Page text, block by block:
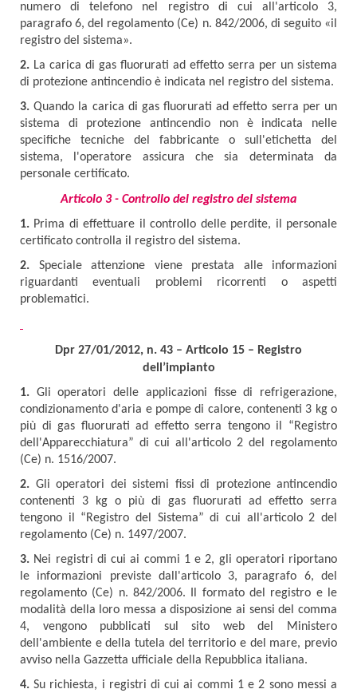
numero di telefono nel registro di cui all'articolo 3,
paragrafo 6, del regolamento (Ce) n. 842/2006, di seguito «il
registro del sistema».
2. La carica di gas fluorurati ad effetto serra per un sistema
di protezione antincendio è indicata nel registro del sistema.
3. Quando la carica di gas fluorurati ad effetto serra per un
sistema di protezione antincendio non è indicata nelle
specifiche tecniche del fabbricante o sull'etichetta del
sistema, l'operatore assicura che sia determinata da
personale certificato.
Articolo 3 - Controllo del registro del sistema
1. Prima di effettuare il controllo delle perdite, il personale
certificato controlla il registro del sistema.
2. Speciale attenzione viene prestata alle informazioni
riguardanti eventuali problemi ricorrenti o aspetti
problematici.
Dpr 27/01/2012, n. 43 – Articolo 15 – Registro
dell’impianto
1. Gli operatori delle applicazioni fisse di refrigerazione,
condizionamento d'aria e pompe di calore, contenenti 3 kg o
più di gas fluorurati ad effetto serra tengono il “Registro
dell'Apparecchiatura” di cui all'articolo 2 del regolamento
(Ce) n. 1516/2007.
2. Gli operatori dei sistemi fissi di protezione antincendio
contenenti 3 kg o più di gas fluorurati ad effetto serra
tengono il “Registro del Sistema” di cui all'articolo 2 del
regolamento (Ce) n. 1497/2007.
3. Nei registri di cui ai commi 1 e 2, gli operatori riportano
le informazioni previste dall'articolo 3, paragrafo 6, del
regolamento (Ce) n. 842/2006. Il formato del registro e le
modalità della loro messa a disposizione ai sensi del comma
4, vengono pubblicati sul sito web del Ministero
dell'ambiente e della tutela del territorio e del mare, previo
avviso nella Gazzetta ufficiale della Repubblica italiana.
4. Su richiesta, i registri di cui ai commi 1 e 2 sono messi a